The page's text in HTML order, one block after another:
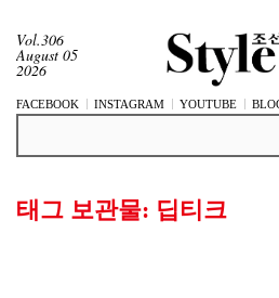
Vol.306
August 05
2026
FACEBOOK INSTAGRAM YOUTUBE
태그 보관물: 딥티크